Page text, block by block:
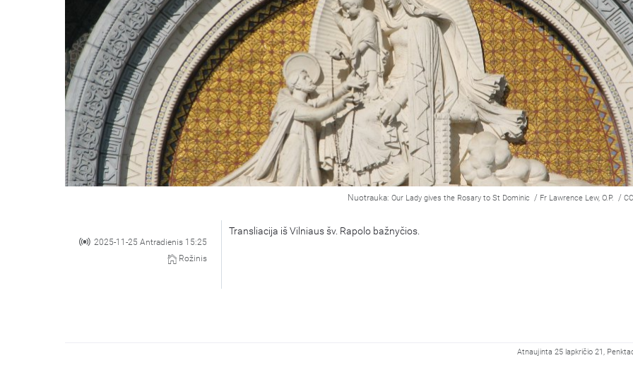
Nuotrauka: Our Lady gives the Rosary to St Dominic / Fr Lawrence Lew, O.P. /
2025-11-25 Antradienis 15:25
Rožinis
Transliacija iš Vilniaus šv. Rapolo bažnyčios.
Atnaujinta 25 lapkričio 21,